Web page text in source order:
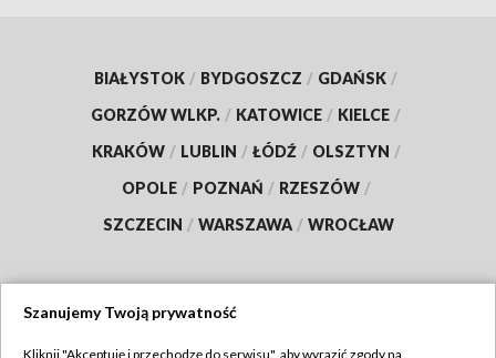
BIAŁYSTOK / BYDGOSZCZ / GDAŃSK /
GORZÓW WLKP. / KATOWICE / KIELCE /
KRAKÓW / LUBLIN / ŁÓDŹ / OLSZTYN /
OPOLE / POZNAŃ / RZESZÓW /
SZCZECIN / WARSZAWA / WROCŁAW
Szanujemy Twoją prywatność
Kliknij "Akceptuję i przechodzę do serwisu", aby wyrazić zgody na